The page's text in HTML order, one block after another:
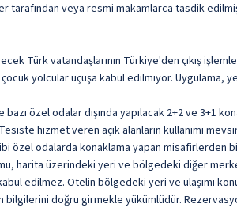
tarafından veya resmi makamlarca tasdik
Türk vatandaşlarının Türkiye'den çıkış
yolcular uçuşa kabul edilmiyor. Uygulama,
bazı özel odalar dışında yapılacak 2+2 ve
hizmet veren açık alanların kullanımı
özel odalarda konaklama yapan misafirlerden
harita üzerindeki yeri ve bölgedeki diğer
edilmez. Otelin bölgedeki yeri ve ulaşımı
bilgilerini doğru girmekle yükümlüdür.